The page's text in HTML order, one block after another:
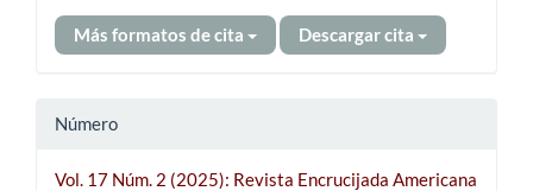
Más formatos de cita Descargar cita
Número
Vol. 17 Núm. 2 (2025): Revista Encrucijada Americana